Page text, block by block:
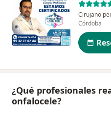
Cirujano
Córdoba
¿Qué profesionales
onfalocele?